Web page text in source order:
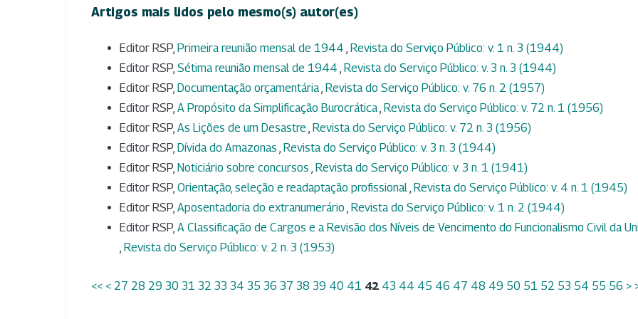
Artigos mais lidos pelo mesmo(s) autor(es)
Editor RSP, Primeira reunião mensal de 1944 , Revista do Serviço Público: v. 1 n. 3 (1944)
Editor RSP, Sétima reunião mensal de 1944 , Revista do Serviço Público: v. 3 n. 3 (1944)
Editor RSP, Documentação orçamentária, Revista do Serviço Público: v. 76 n. 2 (1957)
Editor RSP, A Propósito da Simplificação Burocrática, Revista do Serviço Público: v. 72 n. 1 (1956)
Editor RSP, As Lições de um Desastre , Revista do Serviço Público: v. 72 n. 3 (1956)
Editor RSP, Dívida do Amazonas , Revista do Serviço Público: v. 3 n. 3 (1944)
Editor RSP, Noticiário sobre concursos , Revista do Serviço Público: v. 3 n. 1 (1941)
Editor RSP, Orientação, seleção e readaptação profissional, Revista do Serviço Público: v. 4 n. 1 (1945)
Editor RSP, Aposentadoria do extranumerário , Revista do Serviço Público: v. 1 n. 2 (1944)
Editor RSP, A Classificação de Cargos e a Revisão dos Níveis de Vencimento do Funcionalismo Civil da
, Revista do Serviço Público: v. 2 n. 3 (1953)
<< < 27 28 29 30 31 32 33 34 35 36 37 38 39 40 41 42 43 44 45 46 47 48 49 50 51 52 53 54 55 56 >